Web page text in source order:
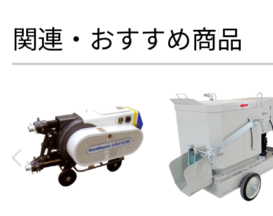
関連・おすすめ商品